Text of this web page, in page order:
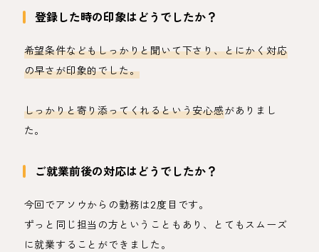
登録した時の印象はどうでしたか？
希望条件などもしっかりと聞いて下さり、とにかく対応
の早さが印象的でした。
しっかりと寄り添ってくれるという安心感がありまし
た。
ご就業前後の対応はどうでしたか？
今回でアソウからの勤務は2度目です。
ずっと同じ担当の方ということもあり、とてもスムーズ
に就業することができました。